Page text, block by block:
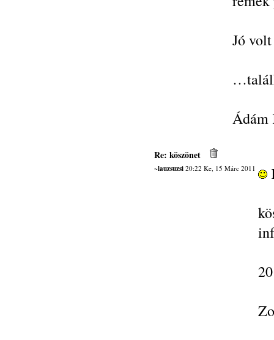
Jó
Ádám
Re: köszönet
~lauzsuzsi20:22 Ke, 15 Márc 2011